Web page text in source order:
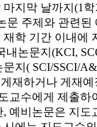
지막 날까지(1
문 주제와 관련
학 기간 이내에
내논문지(KCI,
지( SCI/SSCI/
재하거나 게재
교수에게 제출하
, 예비논문은 지도